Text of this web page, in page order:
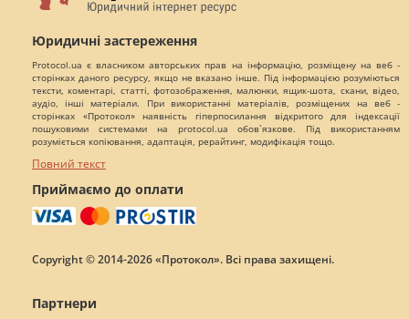
Юридичні застереження
Protocol.ua є власником авторських прав на інформацію, розміщену на веб -
сторінках даного ресурсу, якщо не вказано інше. Під інформацією розуміються
тексти, коментарі, статті, фотозображення, малюнки, ящик-шота, скани, відео,
аудіо, інші матеріали. При використанні матеріалів, розміщених на веб -
сторінках «Протокол» наявність гіперпосилання відкритого для індексації
пошуковими системами на protocol.ua обов`язкове. Під використанням
розуміється копіювання, адаптація, рерайтинг, модифікація тощо.
Повний текст
Приймаємо до оплати
Copyright © 2014-2026 «Протокол». Всі права захищені.
Партнери